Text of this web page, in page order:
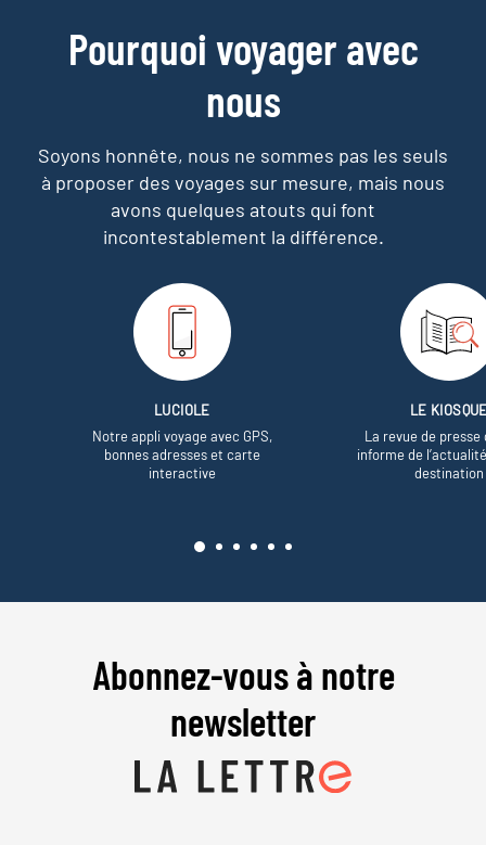
Pourquoi voyager avec
nous
Soyons honnête, nous ne sommes pas les seuls
à proposer des voyages sur mesure, mais nous
avons quelques atouts qui font
incontestablement la différence.
LUCIOLE
Notre appli voyage avec GPS,
bonnes adresses et carte
interactive
LE
La revue de presse
informe de
destination
Abonnez-vous à notre
newsletter